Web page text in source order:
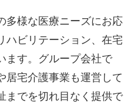
多様な医療ニーズにお応
ハビリテーション、在宅
ます。グループ会社で
居宅介護事業も運営して
までを切れ目なく提供で